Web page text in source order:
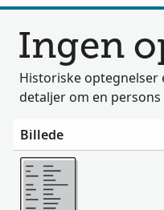
Ingen
Historiske
detaljer om en persons
Billede
Mere